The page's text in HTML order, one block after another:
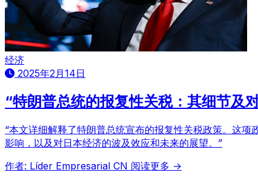
经济
2025年2月14日
“特朗普总统的报复性关税：其细节及
“本文详细解释了特朗普总统宣布的报复性关税政策。这
影响，以及对日本经济的波及效应和未来的展望。”
作者: Líder Empresarial CN 阅读更多 →